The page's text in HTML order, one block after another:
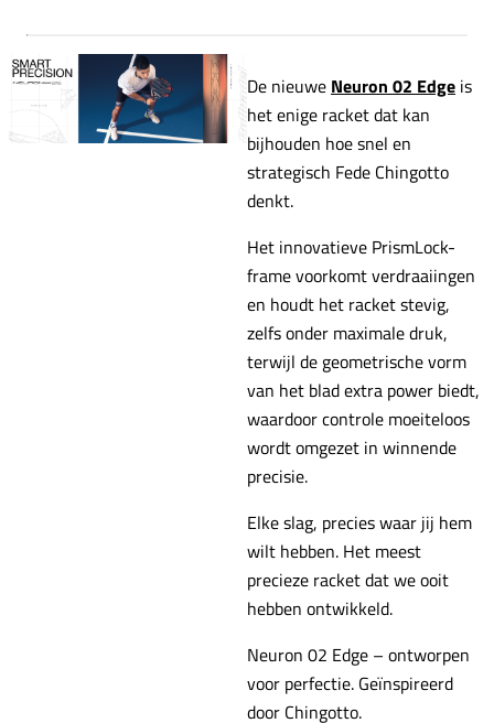
De nieuwe Neuron 02 Edge is
het enige racket dat kan
bijhouden hoe snel en
strategisch Fede Chingotto
denkt.
Het innovatieve PrismLock-
frame voorkomt verdraaiingen
en houdt het racket stevig,
zelfs onder maximale druk,
terwijl de geometrische vorm
van het blad extra power biedt,
waardoor controle moeiteloos
wordt omgezet in winnende
precisie.
Elke slag, precies waar jij hem
wilt hebben. Het meest
precieze racket dat we ooit
hebben ontwikkeld.
Neuron 02 Edge – ontworpen
voor perfectie. Geïnspireerd
door Chingotto.